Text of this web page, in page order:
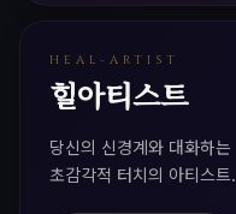
HEAL-ARTIST
힐아티스트
당신의 신경계와 대화하는
초감각적 터치의 아티스트.